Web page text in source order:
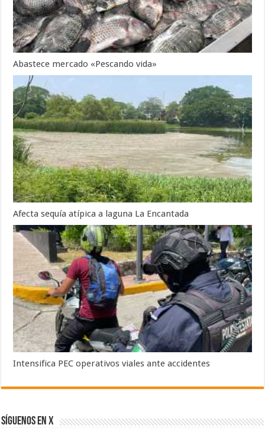
Abastece mercado «Pescando vida»
Afecta sequía atípica a laguna La Encantada
Intensifica PEC operativos viales ante accidentes
SÍGUENOS EN X